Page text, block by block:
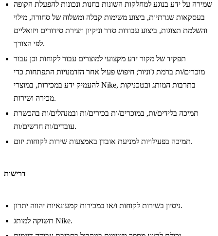
שמירה על ידע בנוגע למחלקות השונות בחנות ונכונות להפעלת הקופה
בעסקאות שגרתיות, ביצוע משימות קבלה ומשלוח של סחורה, מילוי
והשלמת תצוגות, ביצוע עבודות סדר וניקיון ויצירת סידורים ויזואליים
לפי הצורך.
תפקיד של מקור ידע מקצועי למוצרים עבור לקוחות וכן עבור
מוכרים/ות ברמת ג'וניור; חיפוש פעיל אחר הזדמנויות התפתחות כדי
להעמיק ידע במכירות, במוצרי Nike, בתרבות המותג ובטכניקות
מכירה ושירות.
תמיכה בלידים/ות, במוכרים/ות בכירים/ות ובמנהלים/ות בהכשרת
עובדים/ות חדשים/ות.
תמיכה בפעילויות למניעת אובדן באמצעות שירות לקוחות יזום.
דרישות
ניסיון בשירות לקוחות ו/או במכירות קמעונאיות יהווה יתרון.
תשוקה למותג Nike.